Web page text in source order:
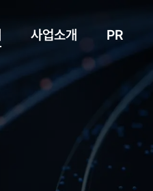
사업소개
장비사업
PR
언론보도
갤러리